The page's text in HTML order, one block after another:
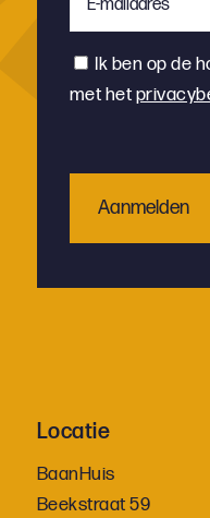
*Instemming
Ik ben op de
met het
Locatie
BaanHuis
Beekstraat 59